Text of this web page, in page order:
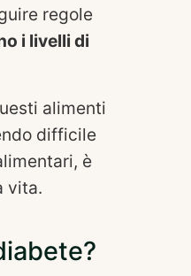
regole
i livelli di
alimenti
difficile
è
vita.